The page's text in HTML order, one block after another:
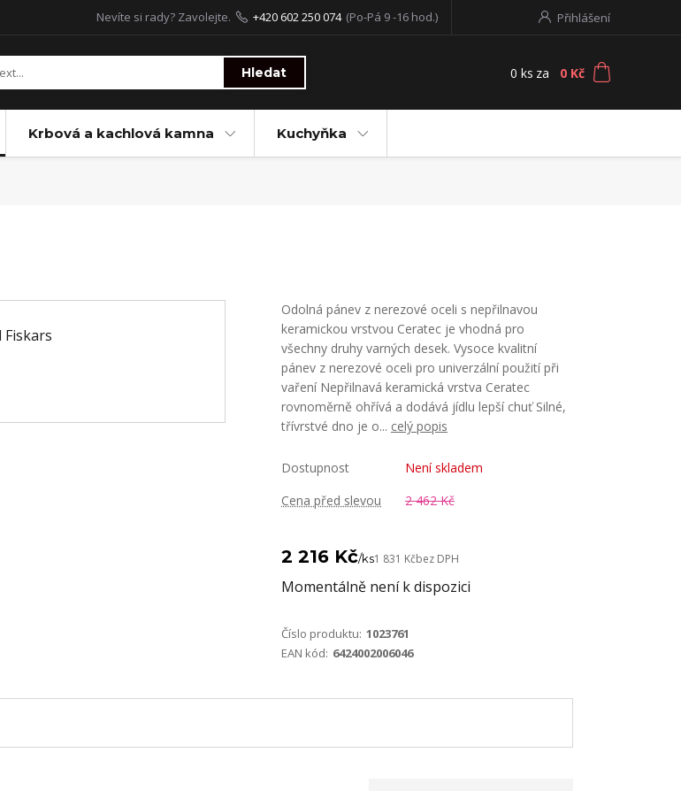
Přihlášení
Hledat
Nevíte si rady? Zavolejte. +420 602 250 074 (Po-Pá 9 -16 hod.)
0 ks za 0 Kč
Krbová a kachlová kamna Kuchyňka
Odolná pánev z nerezové oceli s nepřilnavou
keramickou vrstvou Ceratec je vhodná pro
všechny druhy varných desek. Vysoce kvalitní
pánev z nerezové oceli pro univerzální použití při
vaření Nepřilnavá keramická vrstva Ceratec
rovnoměrně ohřívá a dodává jídlu lepší chuť Silné,
třívrstvé dno je o... celý popis
Dostupnost
Není skladem
Cena před slevou
2 462 Kč
2 216 Kč/ks1 831 Kčbez DPH
Momentálně není k dispozici
Číslo produktu: 1023761
EAN kód: 6424002006046